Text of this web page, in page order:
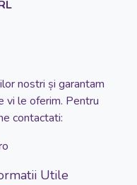
nostri și garantam
vi le oferim. Pentru
contactati:
Utile